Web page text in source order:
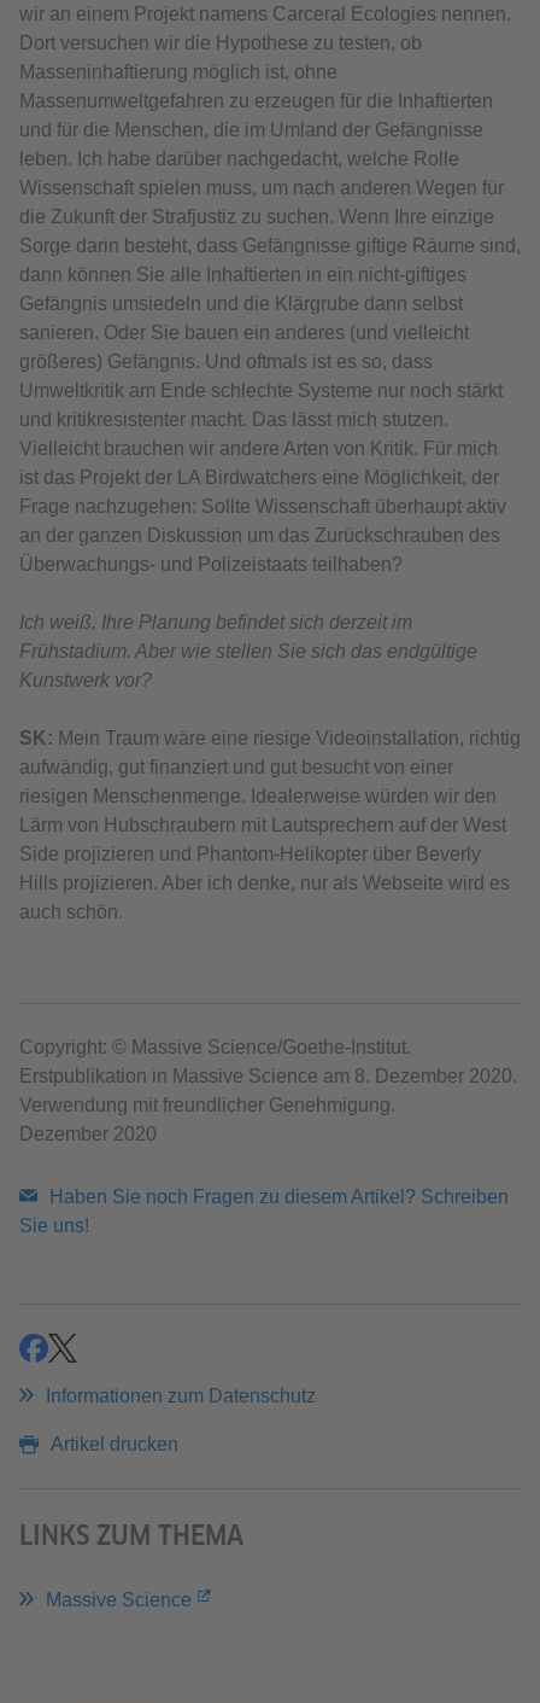
wir an einem Projekt namens Carceral Ecologies nennen.
Dort versuchen wir die Hypothese zu testen, ob
Masseninhaftierung möglich ist, ohne
Massenumweltgefahren zu erzeugen für die Inhaftierten
und für die Menschen, die im Umland der Gefängnisse
leben. Ich habe darüber nachgedacht, welche Rolle
Wissenschaft spielen muss, um nach anderen Wegen für
die Zukunft der Strafjustiz zu suchen. Wenn Ihre einzige
Sorge darin besteht, dass Gefängnisse giftige Räume sind,
dann können Sie alle Inhaftierten in ein nicht-giftiges
Gefängnis umsiedeln und die Klärgrube dann selbst
sanieren. Oder Sie bauen ein anderes (und vielleicht
größeres) Gefängnis. Und oftmals ist es so, dass
Umweltkritik am Ende schlechte Systeme nur noch stärkt
und kritikresistenter macht. Das lässt mich stutzen.
Vielleicht brauchen wir andere Arten von Kritik. Für mich
ist das Projekt der LA Birdwatchers eine Möglichkeit, der
Frage nachzugehen: Sollte Wissenschaft überhaupt aktiv
an der ganzen Diskussion um das Zurückschrauben des
Überwachungs- und Polizeistaats teilhaben?
Ich weiß, Ihre Planung befindet sich derzeit im
Frühstadium. Aber wie stellen Sie sich das endgültige
Kunstwerk vor?
SK: Mein Traum wäre eine riesige Videoinstallation, richtig
aufwändig, gut finanziert und gut besucht von einer
riesigen Menschenmenge. Idealerweise würden wir den
Lärm von Hubschraubern mit Lautsprechern auf der West
Side projizieren und Phantom-Helikopter über Beverly
Hills projizieren. Aber ich denke, nur als Webseite wird es
auch schön.
Copyright: © Massive Science/Goethe-Institut.
Erstpublikation in Massive Science am 8. Dezember 2020.
Verwendung mit freundlicher Genehmigung.
Dezember 2020
Haben Sie noch Fragen zu diesem Artikel? Schreiben
Sie uns!
teilenteilen
Informationen zum Datenschutz
Artikel drucken
LINKS ZUM THEMA
Massive Science